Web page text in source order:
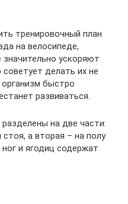
тренировочный план
на велосипеде,
ускоряют
делать их не
быстро
развиваться.
на две части:
а вторая – на полу.
и ягодиц содержат